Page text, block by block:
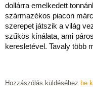
dollárra emelkedett
származékos piacon
szerepet játszik a világ
szűkös kínálata, ami
keresletével. Tavaly több
Hozzászólás küldéséhez be